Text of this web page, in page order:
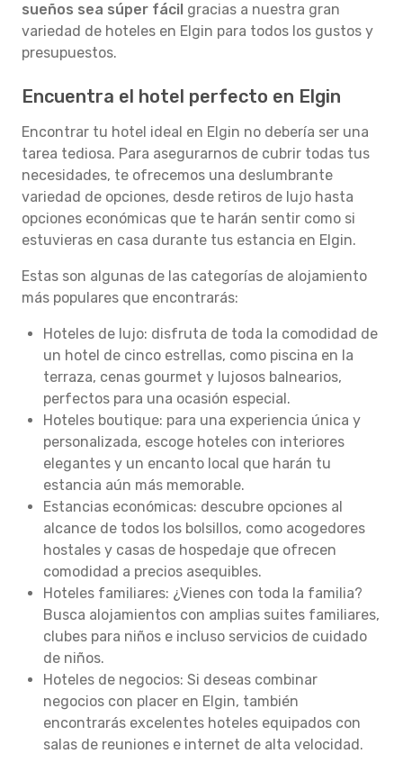
sueños sea súper fácil gracias a nuestra gran
variedad de hoteles en Elgin para todos los gustos y
presupuestos.
Encuentra el hotel perfecto en Elgin
Encontrar tu hotel ideal en Elgin no debería ser una
tarea tediosa. Para asegurarnos de cubrir todas tus
necesidades, te ofrecemos una deslumbrante
variedad de opciones, desde retiros de lujo hasta
opciones económicas que te harán sentir como si
estuvieras en casa durante tus estancia en Elgin.
Estas son algunas de las categorías de alojamiento
más populares que encontrarás:
Hoteles de lujo: disfruta de toda la comodidad de
un hotel de cinco estrellas, como piscina en la
terraza, cenas gourmet y lujosos balnearios,
perfectos para una ocasión especial.
Hoteles boutique: para una experiencia única y
personalizada, escoge hoteles con interiores
elegantes y un encanto local que harán tu
estancia aún más memorable.
Estancias económicas: descubre opciones al
alcance de todos los bolsillos, como acogedores
hostales y casas de hospedaje que ofrecen
comodidad a precios asequibles.
Hoteles familiares: ¿Vienes con toda la familia?
Busca alojamientos con amplias suites familiares,
clubes para niños e incluso servicios de cuidado
de niños.
Hoteles de negocios: Si deseas combinar
negocios con placer en Elgin, también
encontrarás excelentes hoteles equipados con
salas de reuniones e internet de alta velocidad.